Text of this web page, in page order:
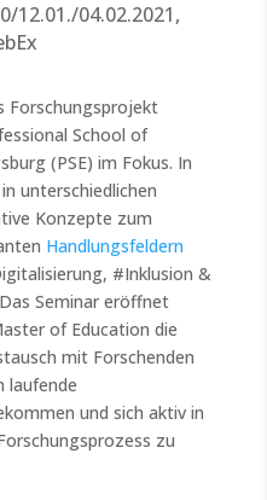
12.01./04.02.2021,
Forschungsprojekt
School of
(PSE) im Fokus. In
unterschiedlichen
Konzepte zum
Handlungsfeldern
#Inklusion &
Seminar eröffnet
of Education die
mit Forschenden
laufende
und sich aktiv in
zu